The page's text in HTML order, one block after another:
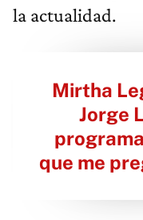
la actualidad.
Mirtha
Jorge
que me